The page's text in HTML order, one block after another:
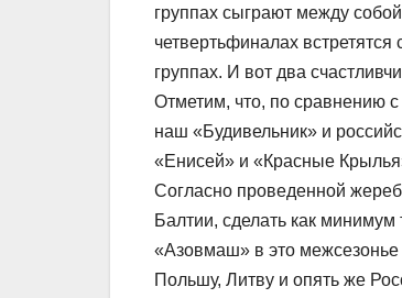
группах сыграют между
четвертьфиналах
группах. И вот два
Отметим, что, по сравнению
наш «Будивельник» и
«Енисей» и «Красные
Согласно проведенной
Балтии, сделать как минимум
«Азовмаш» в это межсезонье
Польшу, Литву и опять же